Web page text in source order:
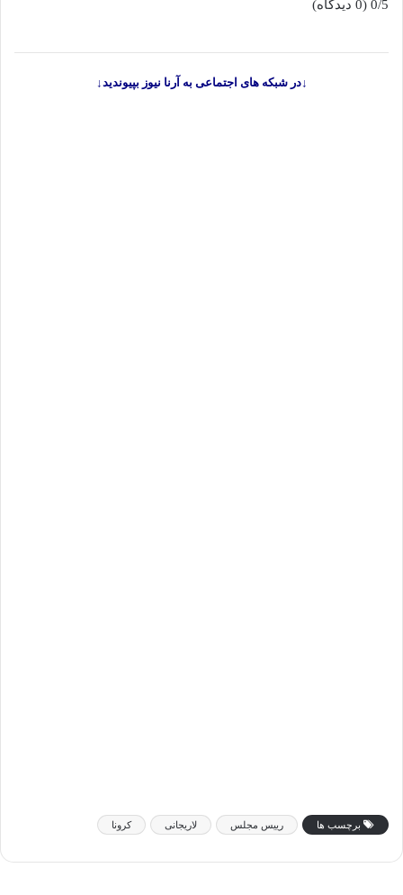
0/5 (0 دیدگاه)
↓در شبکه های اجتماعی به آرنا نیوز بپیوندید↓
برچسب ها رییس مجلس لاریجانی کرونا